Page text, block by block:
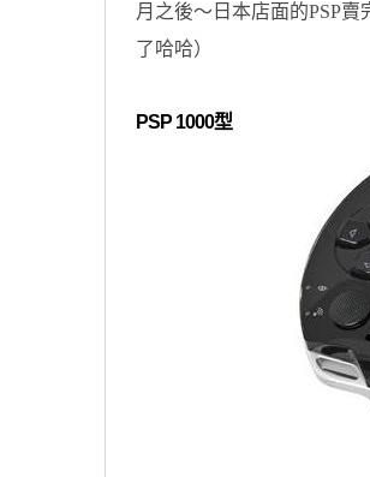
月之後～日本店面的PSP
了哈哈）
PSP 1000型